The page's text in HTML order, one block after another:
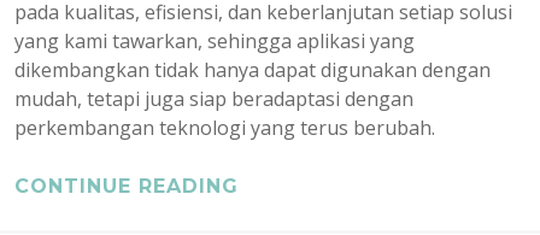
pada kualitas, efisiensi, dan keberlanjutan setiap solusi
yang kami tawarkan, sehingga aplikasi yang
dikembangkan tidak hanya dapat digunakan dengan
mudah, tetapi juga siap beradaptasi dengan
perkembangan teknologi yang terus berubah.
CONTINUE READING